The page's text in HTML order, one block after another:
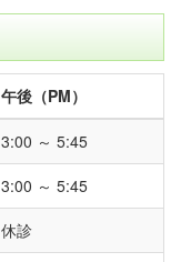
午後（PM）
3:00 ～ 5:45
3:00 ～ 5:45
休診